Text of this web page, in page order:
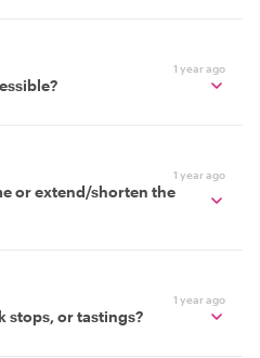
1 year ago
1 year ago
or extend/shorten the
1 year ago
stops, or tastings?